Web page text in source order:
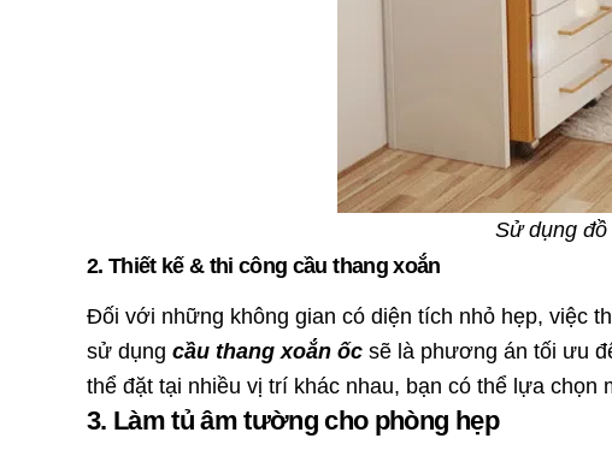
Sử dụng
2. Thiết kế & thi công cầu thang xoắn
Đối với những không gian có diện tích nhỏ hẹp, việc
sử dụng cầu thang xoắn ốc sẽ là phương án tối ưu
thể đặt tại nhiều vị trí khác nhau, bạn có thể lựa
3. Làm tủ âm tường cho phòng hẹp